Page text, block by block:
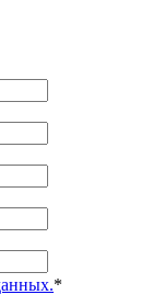
*